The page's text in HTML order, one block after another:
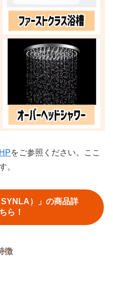
をご参照ください。ここ
。
）」の商品詳
ら！
徴